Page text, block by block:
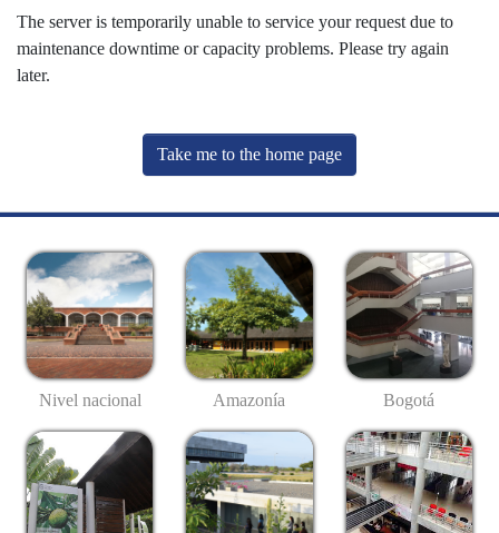
The server is temporarily unable to service your request due to
maintenance downtime or capacity problems. Please try again
later.
Take me to the home page
Nivel nacional Amazonía Bogotá